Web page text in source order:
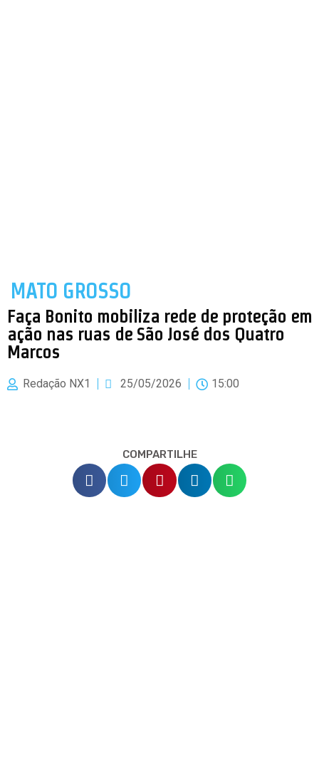
MATO GROSSO
Faça Bonito mobiliza rede de proteção em
ação nas ruas de São José dos Quatro
Marcos
Redação NX1 25/05/2026 15:00
COMPARTILHE